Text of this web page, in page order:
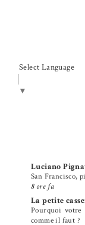
Select Language
▼
Luciano
San Francisco,
8 ore fa
La petite
Pourquoi votre
comme il faut ?